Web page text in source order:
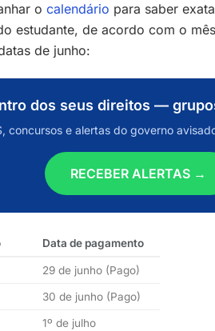
o calendário para saber
estudante, de acordo com o
de junho:
dos seus direitos —
concursos e alertas do governo
RECEBER ALERTAS →
Data de pagamento
29 de junho (Pago)
30 de junho (Pago)
1º de julho